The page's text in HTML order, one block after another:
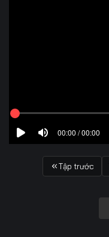
00:00 / 00:00
Tập trước